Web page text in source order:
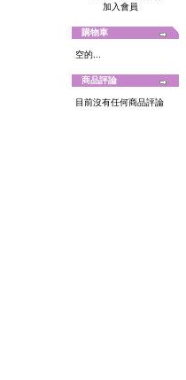
加入會員
購物車
空的...
商品評論
目前沒有任何商品評論